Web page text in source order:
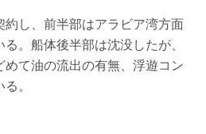
し、前半部はアラビア湾方面
。船体後半部は沈没したが、
て油の流出の有無、浮遊コン
。